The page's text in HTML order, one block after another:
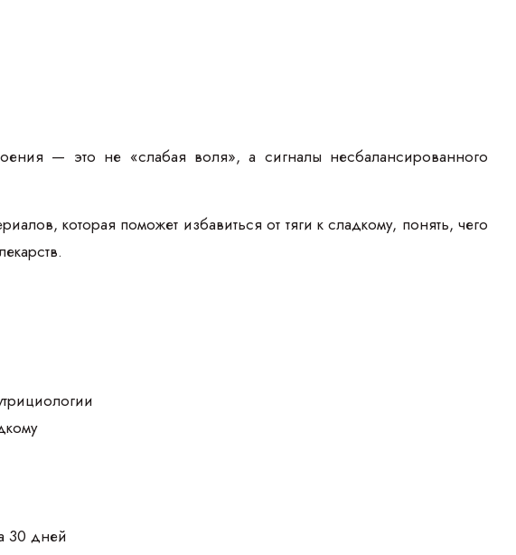
— это не «слабая воля», а сигналы несбалансированного
которая поможет избавиться от тяги к сладкому, понять, чего
30 дней